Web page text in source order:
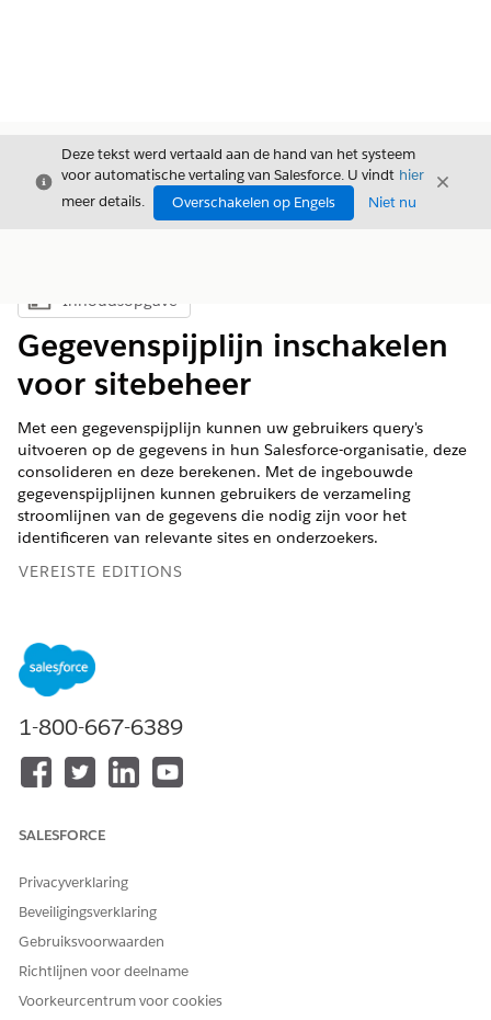
Sluiten
Deze tekst werd vertaald aan de hand van het systeem
voor automatische vertaling van Salesforce. U vindt hier
meer details.
Overschakelen op Engels Niet nu
Sluiten
Inhoudsopgave weergeven
Inhoudsopgave
Gegevenspijplijn inschakelen
voor sitebeheer
Met een gegevenspijplijn kunnen uw gebruikers query's
uitvoeren op de gegevens in hun Salesforce-organisatie, deze
consolideren en deze berekenen. Met de ingebouwde
gegevenspijplijnen kunnen gebruikers de verzameling
stroomlijnen van de gegevens die nodig zijn voor het
identificeren van relevante sites en onderzoekers.
VEREISTE EDITIONS
Beschikbaar in:
Sciences Cloud of Health Cloud
BENODIGDE GEBRUIKERSMACHTIGINGEN
Een gegevenspijplijn
inschakelen:
Voordat u de gegevenspijplijn inschakelt, zorgt u ervoor dat
Op criteria gebaseerd zoeken en filteren is ingeschakeld in de
Klik in de begeleide set-up onder Zoeken in
1-800-667-6389
SALESFORCE
Privacyverklaring
Beveiligingsverklaring
Gebruiksvoorwaarden
Richtlijnen voor deelname
Voorkeurcentrum voor cookies